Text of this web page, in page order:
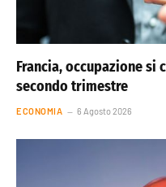
Francia, occupazione si
secondo trimestre
ECONOMIA 6 Agosto 2026